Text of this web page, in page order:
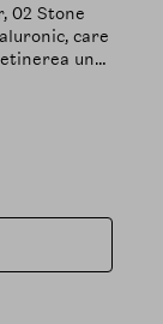
02 Stone
care
unui